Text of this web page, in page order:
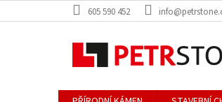
na
605 590 452